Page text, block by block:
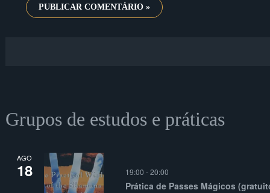
Grupos de estudos e práticas
AGO
18 19:00 -20:00
Prática de Passes Mágicos